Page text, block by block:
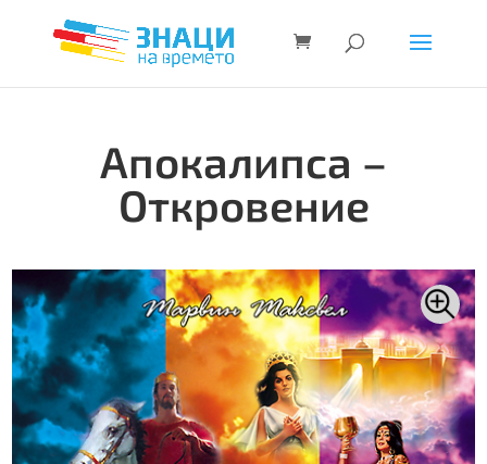
Апокалипса –
Откровение